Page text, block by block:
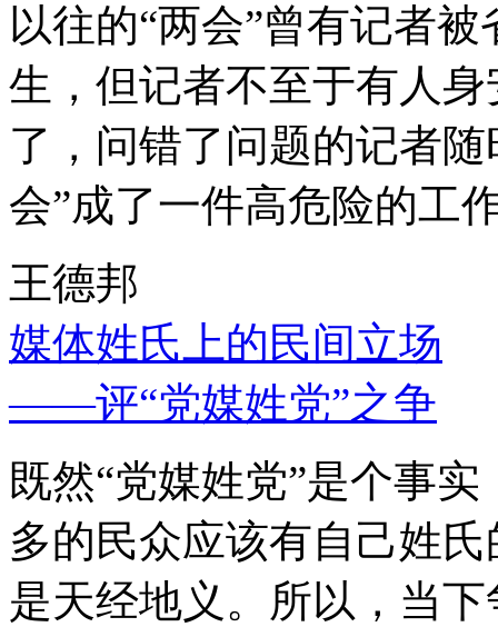
以往的“两会”曾有记者
生，但记者不至于有人
了，问错了问题的记者
会”成了一件高危险的工
王德邦
媒体姓氏上的民间立场
——评“党媒姓党”之争
既然“党媒姓党”是个事
多的民众应该有自己姓
是天经地义。所以，当